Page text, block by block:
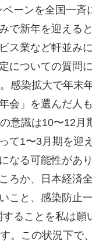
ーンを全国一斉
で新年を迎える
ス業など軒並み
についての質問
感染拡大で年末
会」を選んだ人
意識は10〜12月
て1〜3月期を迎
なる可能性があり
ろか、日本経済
こと、感染防止
ることを私は願
。この状況下で